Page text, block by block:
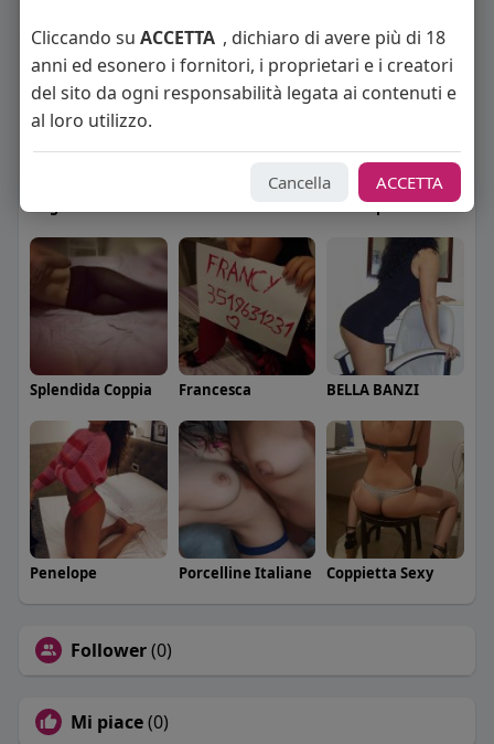
Elisa Esposito
Splendida Coppia Francesca BELLA BANZI
Penelope Porcelline Italiane Coppietta Sexy
Follower(0)
Mi piace(0)
Cliccando su ACCETTA , dichiaro di avere più di 18
anni ed esonero i fornitori, i proprietari e i creatori
del sito da ogni responsabilità legata ai contenuti e
al loro utilizzo.
Cancella ACCETTA